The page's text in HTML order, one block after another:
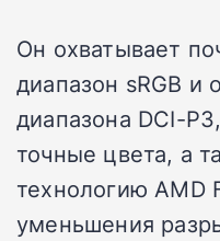
Он охватывает
диапазон sRGB и
диапазона DCI-
точные цвета, а
технологию AMD
уменьшения